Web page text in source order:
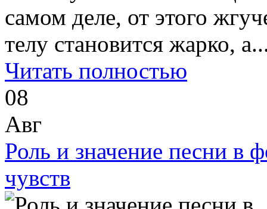
самом деле, от этого
телу становится жарко,
Читать полностью
08
Авг
Роль и значение песни в
чувств